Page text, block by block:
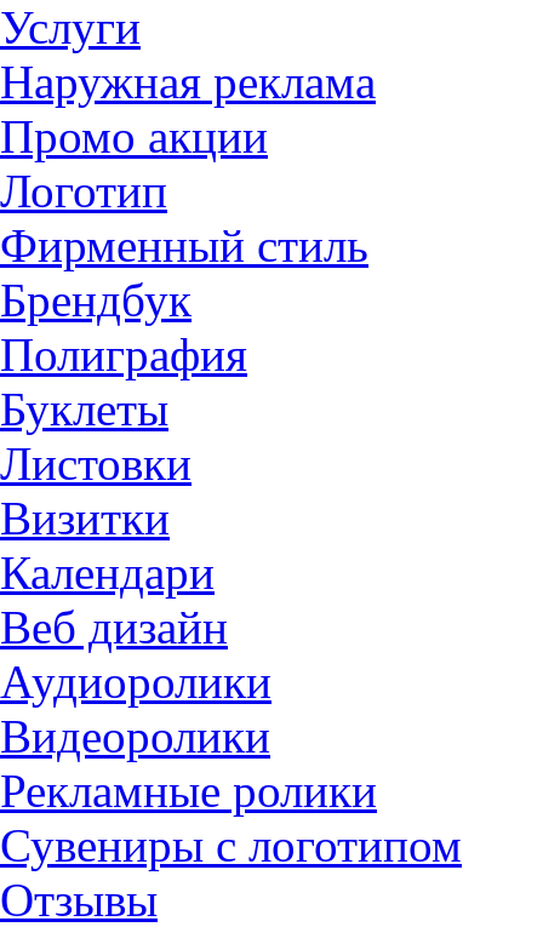
Услуги
Наружная реклама
Промо акции
Логотип
Фирменный стиль
Брендбук
Полиграфия
Буклеты
Листовки
Визитки
Календари
Веб дизайн
Аудиоролики
Видеоролики
Рекламные ролики
Сувениры с логотипом
Отзывы